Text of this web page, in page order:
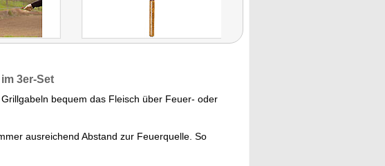
3er-Set
bequem das Fleisch über Feuer- oder
ausreichend Abstand zur Feuerquelle. So